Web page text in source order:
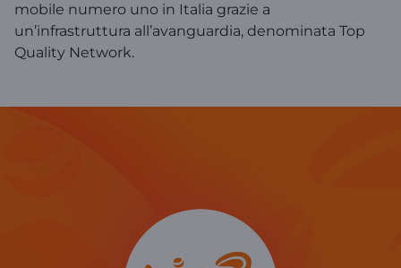
mobile numero uno in Italia grazie a
un’infrastruttura all’avanguardia, denominata Top
Quality Network.